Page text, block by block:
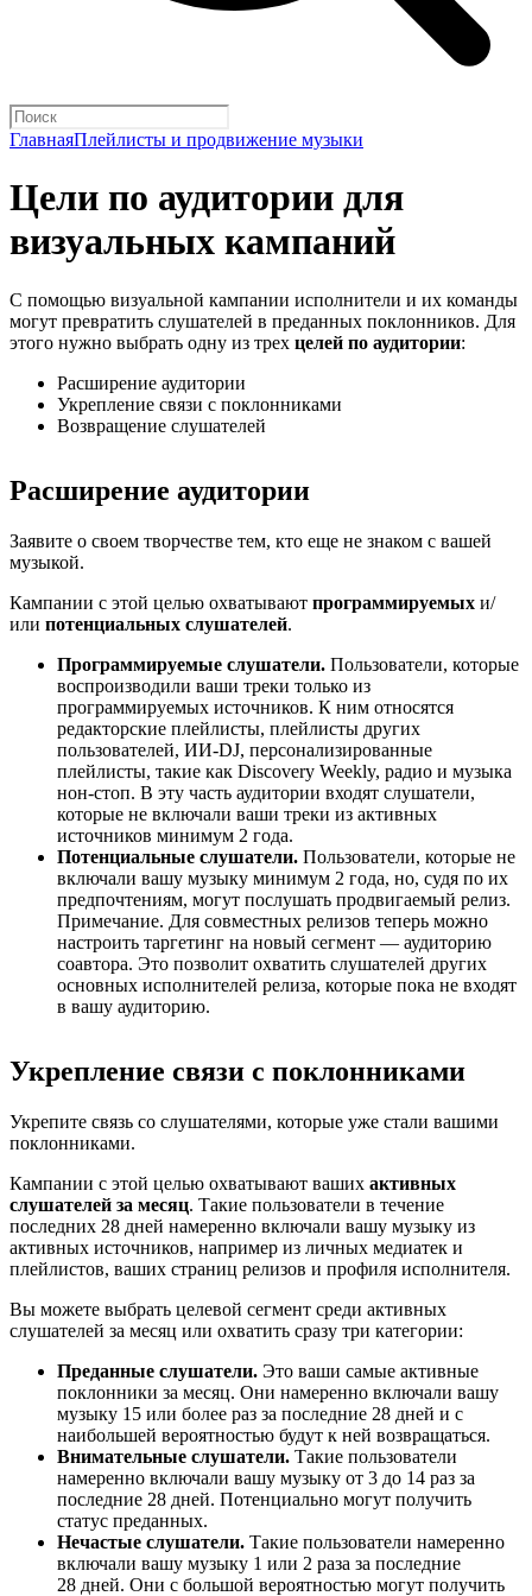
ГлавнаяПлейлисты и продвижение музыки
Цели по аудитории для
визуальных кампаний
С помощью визуальной кампании исполнители и их команды
могут превратить слушателей в преданных поклонников. Для
этого нужно выбрать одну из трех целей по аудитории:
Расширение аудитории
Укрепление связи с поклонниками
Возвращение слушателей
Расширение аудитории
Заявите о своем творчестве тем, кто еще не знаком с вашей
музыкой.
Кампании с этой целью охватывают программируемых и/
или потенциальных слушателей.
Программируемые слушатели. Пользователи, которые
воспроизводили ваши треки только из
программируемых источников. К ним относятся
редакторские плейлисты, плейлисты других
пользователей, ИИ-DJ, персонализированные
плейлисты, такие как Discovery Weekly, радио и музыка
нон-стоп. В эту часть аудитории входят слушатели,
которые не включали ваши треки из активных
источников минимум 2 года.
Потенциальные слушатели. Пользователи, которые не
включали вашу музыку минимум 2 года, но, судя по их
предпочтениям, могут послушать продвигаемый релиз.
Примечание. Для совместных релизов теперь можно
настроить таргетинг на новый сегмент — аудиторию
соавтора. Это позволит охватить слушателей других
основных исполнителей релиза, которые пока не входят
в вашу аудиторию.
Укрепление связи с поклонниками
Укрепите связь со слушателями, которые уже стали вашими
поклонниками.
Кампании с этой целью охватывают ваших активных
слушателей за месяц. Такие пользователи в течение
последних 28 дней намеренно включали вашу музыку из
активных источников, например из личных медиатек и
плейлистов, ваших страниц релизов и профиля исполнителя.
Вы можете выбрать целевой сегмент среди активных
слушателей за месяц или охватить сразу три категории:
Преданные слушатели. Это ваши самые активные
поклонники за месяц. Они намеренно включали вашу
музыку 15 или более раз за последние 28 дней и с
наибольшей вероятностью будут к ней возвращаться.
Внимательные слушатели. Такие пользователи
намеренно включали вашу музыку от 3 до 14 раз за
последние 28 дней. Потенциально могут получить
статус преданных.
Нечастые слушатели. Такие пользователи намеренно
включали вашу музыку 1 или 2 раза за последние
28 дней. Они с большой вероятностью могут получить